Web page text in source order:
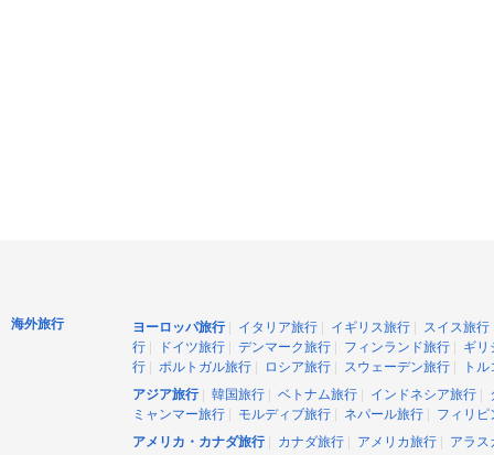
海外旅行 ヨーロッパ旅行| イタリア旅行 | イギリス旅行 | スイス旅行
行 | ドイツ旅行 | デンマーク旅行 | フィンランド旅行 |
ギリ
行 | ポルトガル旅行 | ロシア旅行 | スウェーデン旅行 |
ト
アジア旅行| 韓国旅行 | ベトナム旅行 | インドネシア旅行 |
ミャンマー旅行 | モルディブ旅行 | ネパール旅行 |
フィリピ
アメリカ・カナダ旅行| カナダ旅行 | アメリカ旅行 |
アラス